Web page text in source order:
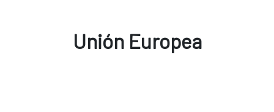
Unión Europea